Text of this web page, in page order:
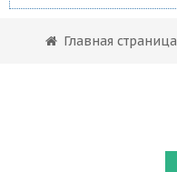
Главная страница